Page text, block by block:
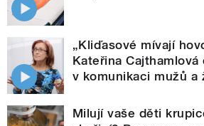
„Kliďasové mívají
Kateřina Cajthamlová
v komunikaci mužů a
Milují vaše děti